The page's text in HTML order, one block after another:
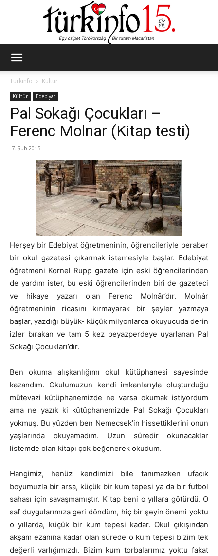
Türkinfo
Kültür
Kültür Edebiyat
Pal Sokağı Çocukları –
Ferenc Molnar (Kitap testi)
7. Şub 2015
Herşey bir Edebiyat öğretmeninin, öğrencileriyle beraber
bir okul gazetesi çıkarmak istemesiyle başlar. Edebiyat
öğretmeni Kornel Rupp gazete için eski öğrencilerinden
de yardım ister, bu eski öğrencilerinden biri de gazeteci
ve hikaye yazarı olan Ferenc Molnâr’dır. Molnâr
öğretmeninin ricasını kırmayarak bir şeyler yazmaya
başlar, yazdığı büyük- küçük milyonlarca okuyucuda derin
izler bırakan ve tam 5 kez beyazperdeye uyarlanan Pal
Sokağı Çocukları’dır.
Ben okuma alışkanlığımı okul kütüphanesi sayesinde
kazandım. Okulumuzun kendi imkanlarıyla oluşturduğu
mütevazi kütüphanemizde ne varsa okumak istiyordum
ama ne yazık ki kütüphanemizde Pal Sokağı Çocukları
yokmuş. Bu yüzden ben Nemecsek’in hissettiklerini onun
yaşlarında okuyamadım. Uzun süredir okunacaklar
listemde olan kitapı çok beğenerek okudum.
Hangimiz, henüz kendimizi bile tanımazken ufacık
boyumuzla bir arsa, küçük bir kum tepesi ya da bir futbol
sahası için savaşmamıştır. Kitap beni o yıllara götürdü. O
saf duygularımıza geri döndüm, hiç bir şeyin önemi yoktu
o yıllarda, küçük bir kum tepesi kadar. Okul çıkışından
akşam ezanına kadar olan sürede o kum tepesi bizim tek
değerli varlığımızdı. Bizim kum torbalarımız yoktu fakat